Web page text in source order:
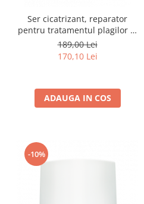
Ser cicatrizant, reparator
pentru tratamentul plagilor si
cicatricilor, Silico-Lipid Serum
- 15ml
189,00 Lei
170,10 Lei
ADAUGA IN COS
-10%